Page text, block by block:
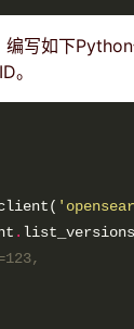
编写如下
。
.